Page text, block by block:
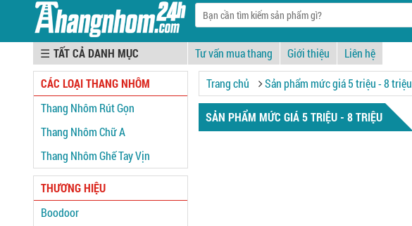
☰ Tư vấn mua thang Giới thiệu Liên hệ
Trang chủ Sản phẩm mức giá 5 triệu - 8 triệu
SẢN PHẨM MỨC GIÁ 5 TRIỆU - 8 TRIỆU
CÁC LOẠI THANG NHÔM
Thang Nhôm Rút Gọn
Thang Nhôm Chữ A
Thang Nhôm Ghế Tay Vịn
THƯƠNG HIỆU
Boodoor